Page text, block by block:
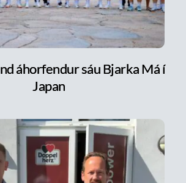
áhorfendur sáu Bjarka Má í
Japan